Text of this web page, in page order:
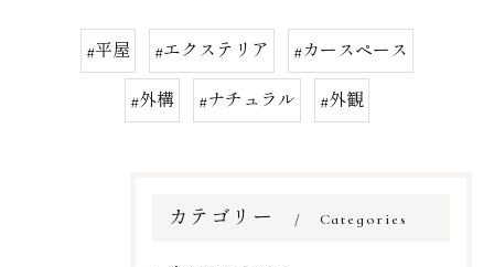
#平屋 #エクステリア #カースペース
#外構 #ナチュラル #外観
カテゴリー Categories